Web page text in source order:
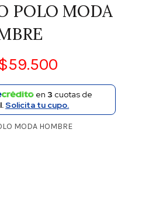
POLO MODA
59.500
en 3 cuotas de
Solicita tu cupo.
MODA HOMBRE